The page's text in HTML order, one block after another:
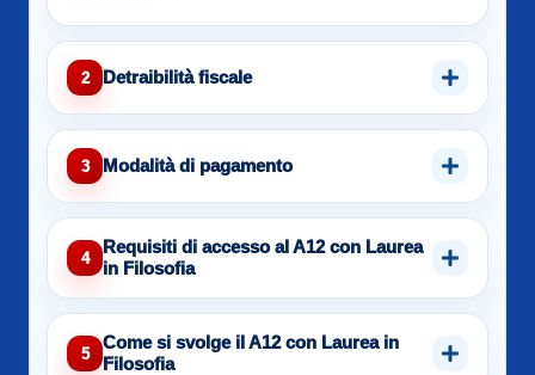
2 Detraibilità fiscale
3 Modalità di pagamento
4
Requisiti di accesso al A12 con Laurea
in Filosofia
5
Come si svolge il A12 con Laurea in
Filosofia